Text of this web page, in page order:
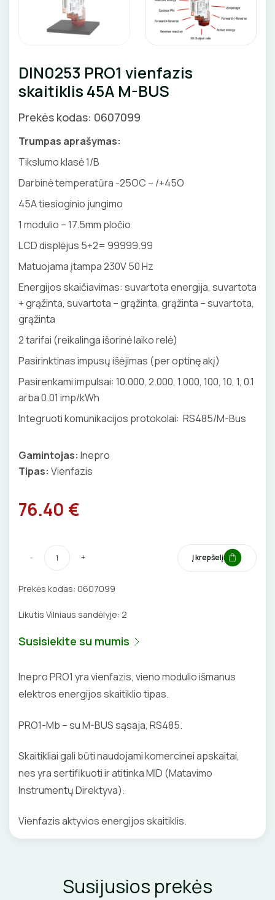
Pirties apšvietimas
Augalų apšvietimas
Valdikliai, pulteliai
Judesio davikliai
GNYBTAI
KABELIAI, LAIDAI
IZOLIACINĖS JUOSTOS
SANDARIKLIAI
TERMO VAMZDELIAI, PIRŠTINĖS
TVIRTINIMO DETALĖS
GRINDINĖS DĖŽUTĖS
VENTILIATORIAI
ŽAIBOSAUGA IR ĮŽEMINIMAS
GELINĖS JUNGTYS
Priedai
SKAITIKLIAI
VARIKLIO JUNGIKLIAI
IŠMANŪS NAMAI
DŪMŲ DETEKTORIAI
SROVĖS TRANSFORMATORIAI
REPLĖS
KIRPIMO ĮRANKIAI
IZOLIACIJOS NUĖMIMO ĮRANKIAI
ĮRANKIŲ RINKINIAI
PIRŠTINĖS
ŽIBINTUVĖLIAI
GRĘŽIMO KARŪNOS, GRĄŽTAI
GULSČIUKAI
ETIKEČIŲ SPAUSDINTUVAI
PJOVIMO ĮRANKIAI
LITAVIMO, KLIJAVIMO ĮRANKIAI
ELEKTRINIS ŠILDYMAS
Šildymo kabeliai
Termostatai
Veidrodžių apsauga nuo rasojimo
Šildytuvai
Grindų šildymo vamzdžiai
Grindų šildymo kolektoriai
Terminės pavaro kolektoriams
Termostatai
Kolektorinės spintelės
VAMZDŽIŲ ŠILDYMAS
Vamzdžių apsauga nuo užšalimo
Vamzdžių temperatūros palaikymas
APSAUGA NUO APLEDĖJIMO
Latakų, lietvamzdžių ir stogų apsauga nuo
apledėjimo
DIN0253 PRO1 vienfazis
skaitiklis 45A M-BUS
Prekės kodas: 0607099
Trumpas aprašymas:
Tikslumo klasė 1/B
Darbinė temperatūra -25OC – /+45O
45A tiesioginio jungimo
1 modulio – 17.5mm pločio
LCD displėjus 5+2= 99999.99
Matuojama įtampa 230V 50 Hz
Energijos skaičiavimas: suvartota energija, suvartota
+ grąžinta, suvartota – grąžinta, grąžinta – suvartota,
grąžinta
2 tarifai (reikalinga išorinė laiko relė)
Pasirinktinas impusų išėjimas (per optinę akį)
Pasirenkami impulsai: 10.000, 2.000, 1.000, 100, 10, 1, 0.1
arba 0.01 imp/kWh
Integruoti komunikacijos protokolai: RS485/M-Bus
Gamintojas: Inepro
Tipas: Vienfazis
76.40 €
- + Į krepšelį
Prekės kodas: 0607099
Likutis Vilniaus sandėlyje: 2
Susisiekite su mumis
Inepro PRO1 yra vienfazis, vieno modulio išmanus
elektros energijos skaitiklio tipas.
PRO1-Mb – su M-BUS sąsaja, RS485.
Skaitikliai gali būti naudojami komercinei apskaitai,
nes yra sertifikuoti ir atitinka MID (Matavimo
Instrumentų Direktyva).
Vienfazis aktyvios energijos skaitiklis.
Susijusios prekės